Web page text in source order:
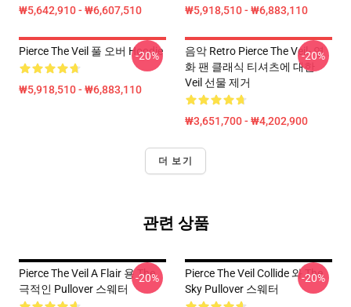
₩5,642,910 - ₩6,607,510 ₩5,918,510 - ₩6,883,110
Pierce The Veil 풀 오버 Hoodie
₩5,918,510 - ₩6,883,110
-20%
음악 Retro Pierce The Veil- 영
화 팬 클래식 티셔츠에 대한
Veil 선물 제거
₩3,651,700 - ₩4,202,900
-20%
더 보기
관련 상품
Pierce The Veil A Flair 용 The
극적인 Pullover 스웨터
-20%
Pierce The Veil Collide 와 The
Sky Pullover 스웨터
-20%